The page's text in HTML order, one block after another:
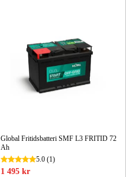
Global Fritidsbatteri SMF L3 FRITID 72
Ah
5.0 (1)
1 495 kr